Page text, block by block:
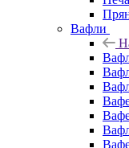
Вафли